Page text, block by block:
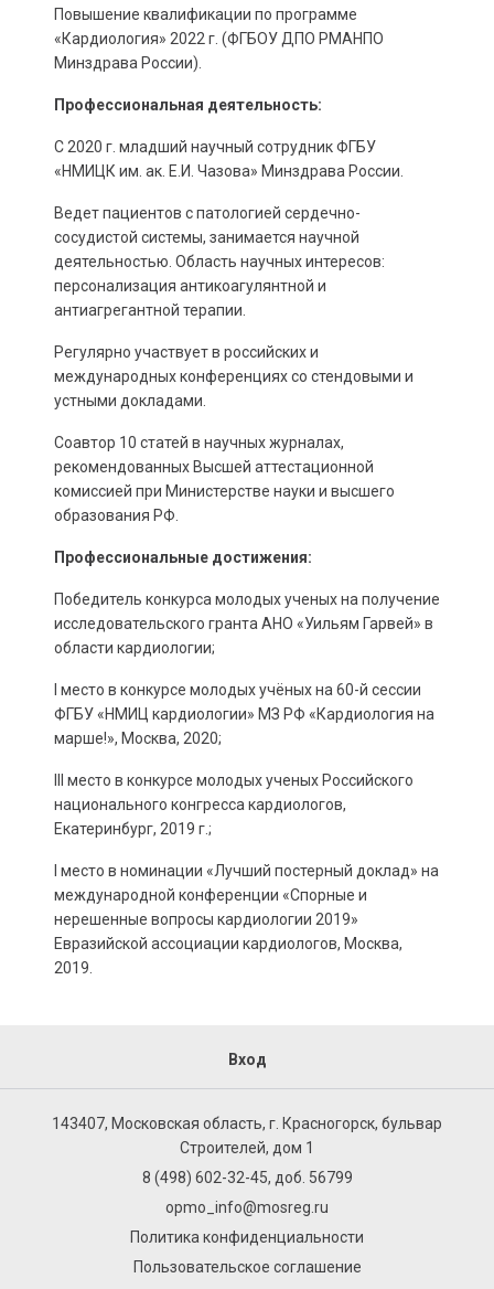
Повышение квалификации по программе
«Кардиология» 2022 г. (ФГБОУ ДПО РМАНПО
Минздрава России).
Профессиональная деятельность:
С 2020 г. младший научный сотрудник ФГБУ
«НМИЦК им. ак. Е.И. Чазова» Минздрава России.
Ведет пациентов с патологией сердечно-
сосудистой системы, занимается научной
деятельностью. Область научных интересов:
персонализация антикоагулянтной и
антиагрегантной терапии.
Регулярно участвует в российских и
международных конференциях со стендовыми и
устными докладами.
Соавтор 10 статей в научных журналах,
рекомендованных Высшей аттестационной
комиссией при Министерстве науки и высшего
образования РФ.
Профессиональные достижения:
Победитель конкурса молодых ученых на получение
исследовательского гранта АНО «Уильям Гарвей» в
области кардиологии;
I место в конкурсе молодых учёных на 60-й сессии
ФГБУ «НМИЦ кардиологии» МЗ РФ «Кардиология на
марше!», Москва, 2020;
III место в конкурсе молодых ученых Российского
национального конгресса кардиологов,
Екатеринбург, 2019 г.;
I место в номинации «Лучший постерный доклад» на
международной конференции «Спорные и
нерешенные вопросы кардиологии 2019»
Евразийской ассоциации кардиологов, Москва,
2019.
Вход
143407, Московская область, г. Красногорск, бульвар
Строителей, дом 1
8 (498) 602-32-45, доб. 56799
opmo_info@mosreg.ru
Политика конфиденциальности
Пользовательское соглашение